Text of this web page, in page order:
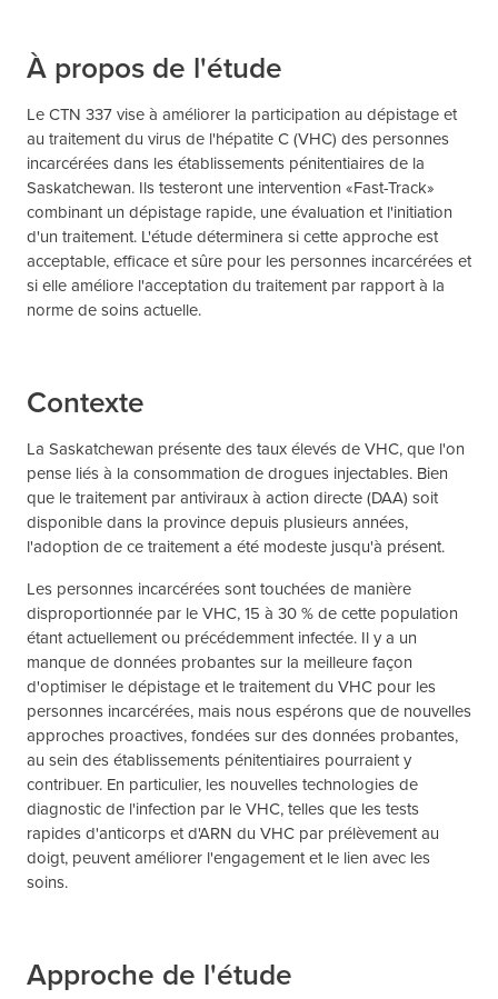
À propos de l'étude
Le CTN 337 vise à améliorer la participation au dépistage et
au traitement du virus de l'hépatite C (VHC) des personnes
incarcérées dans les établissements pénitentiaires de la
Saskatchewan. Ils testeront une intervention «Fast-Track»
combinant un dépistage rapide, une évaluation et l'initiation
d'un traitement. L'étude déterminera si cette approche est
acceptable, efficace et sûre pour les personnes incarcérées et
si elle améliore l'acceptation du traitement par rapport à la
norme de soins actuelle.
Contexte
La Saskatchewan présente des taux élevés de VHC, que l'on
pense liés à la consommation de drogues injectables. Bien
que le traitement par antiviraux à action directe (DAA) soit
disponible dans la province depuis plusieurs années,
l'adoption de ce traitement a été modeste jusqu'à présent.
Les personnes incarcérées sont touchées de manière
disproportionnée par le VHC, 15 à 30 % de cette population
étant actuellement ou précédemment infectée. Il y a un
manque de données probantes sur la meilleure façon
d'optimiser le dépistage et le traitement du VHC pour les
personnes incarcérées, mais nous espérons que de nouvelles
approches proactives, fondées sur des données probantes,
au sein des établissements pénitentiaires pourraient y
contribuer. En particulier, les nouvelles technologies de
diagnostic de l'infection par le VHC, telles que les tests
rapides d'anticorps et d'ARN du VHC par prélèvement au
doigt, peuvent améliorer l'engagement et le lien avec les
soins.
Approche de l'étude